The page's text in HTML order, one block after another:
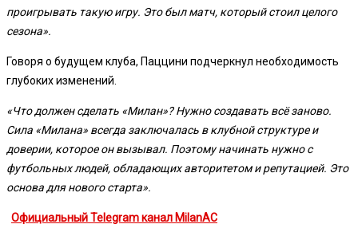
проигрывать такую игру. Это был матч, который стоил целого
сезона».
Говоря о будущем клуба, Паццини подчеркнул необходимость
глубоких изменений.
«Что должен сделать «Милан»? Нужно создавать всё заново.
Сила «Милана» всегда заключалась в клубной структуре и
доверии, которое он вызывал. Поэтому начинать нужно с
футбольных людей, обладающих авторитетом и репутацией. Это
основа для нового старта».
Официальный Telegram канал MilanAC